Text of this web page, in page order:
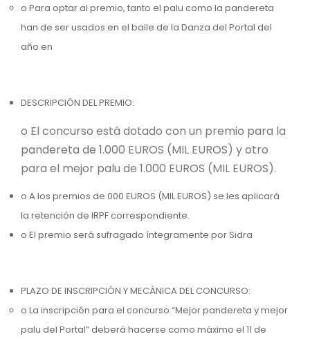
o Para optar al premio, tanto el palu como la pandereta
han de ser usados en el baile de la Danza del Portal del
año en
DESCRIPCIÓN DEL PREMIO:
o El concurso está dotado con un premio para la
pandereta de 1.000 EUROS (MIL EUROS) y otro
para el mejor palu de 1.000 EUROS (MIL EUROS).
o A los premios de 000 EUROS (MIL EUROS) se les aplicará
la retención de IRPF correspondiente.
o El premio será sufragado íntegramente por Sidra
PLAZO DE INSCRIPCIÓN Y MECÁNICA DEL CONCURSO:
o La inscripción para el concurso “Mejor pandereta y mejor
palu del Portal” deberá hacerse como máximo el 11 de